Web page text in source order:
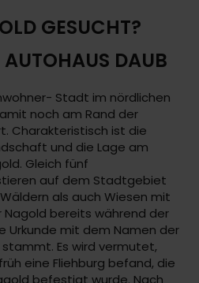
GESUCHT?
DAUB
Stadt im nördlichen
noch am Rand der
Charakteristisch ist die
und die Lage am
Gleich fünf
auf dem Stadtgebiet
als auch Wiesen mit
bereits während der
Urkunde mit dem Namen der
Es wird vermutet,
eine Fliehburg befand, die
befestigt wurde. Nach